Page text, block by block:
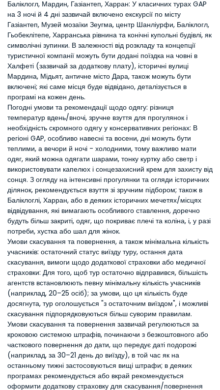
Баліклогл, Мардин, Газіантеп, Харран: У класичних турах GAP
на 3 ночі й 4 дні зазвичай включено екскурсії по місту
Газіантеп, Музей мозаїки Зеугма, центр Шанліурфи, Баліклогл,
Гьобеклітепе, Харранська рівнина та конічні купольні будівлі, як
символічні зупинки. В залежності від розкладу та концепції
туристичної компанії можуть бути додані поїздка на човні в
Халфеті (зазвичай за додаткову плату), історичні вулиці
Мардина, Мідьят, античне місто Дара, також можуть бути
включені; які саме місця буде відвідано, деталізується в
програмі на кожен день.
Погодні умови та рекомендації щодо одягу: різниця
температур вдень/вночі, зручне взуття для прогулянок і
необхідність скромного одягу у консервативних регіонах: В
регіоні GAP, особливо навесні та восени, дні можуть бути
теплими, а вечори й ночі - холодними, тому важливо мати
одяг, який можна одягати шарами, тонку куртку або светр і
використовувати капелюх і сонцезахисний крем для захисту від
сонця. З огляду на інтенсивні прогулянки та огляди історичних
ділянок, рекомендується взуття зі зручним підбором; також в
Баліклоглі, Харран, або в деяких історичних мечетях/місцях
відвідування, які вимагають особливого ставлення, доречно
будуть більш закриті, одяг, що покриває плечі та коліна, і, у разі
потреби, хустка або шал для жінок.
Умови скасування та повернення, а також мінімальна кількість
учасників: остаточний статус виїзду туру, остання дата
скасування, вимоги щодо додаткової страховки або медичної
страховки: Для того, щоб тур остаточно відправився, більшість
агентств встановлюють певну мінімальну кількість учасників
(наприклад, 20–25 осіб); за умови, що ця кількість буде
досягнута, тур оголошується "з остаточним виїздом", і можливі
скасування підпорядковуються більш суворим правилам.
Умови скасування та повернення зазвичай регулюються за
кроковою системою штрафів, починаючи з безкоштовного або
часткового повернення до дати, що передує даті подорожі
(наприклад, за 30–21 день до виїзду), в той час як на
останньому тижні застосовуються вищі штрафи; в деяких
програмах рекомендується або вкрай рекомендується
оформити додаткову страховку для скасування/повернення